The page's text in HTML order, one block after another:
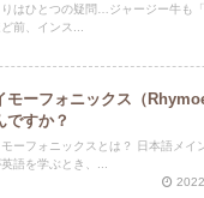
はひとつの疑問…ジャージー牛も「
前、インス...
モーフォニックス（
ですか？
ォニックスとは？ 日本語メインで育ってきた子どもた
語を学ぶとき、...